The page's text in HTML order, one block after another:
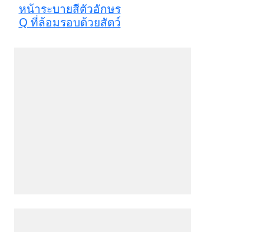
หน้าระบายสีตัวอักษร
Q ที่ล้อมรอบด้วยสัตว์